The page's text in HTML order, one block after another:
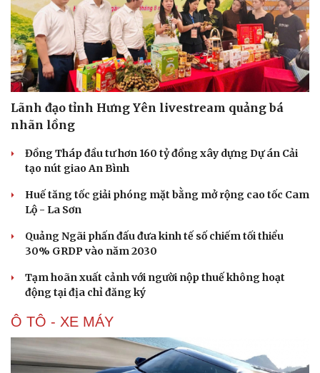
Văn hóa
Văn học
Âm nhạc
Di sản
Sao Việt
Lãnh đạo tỉnh Hưng Yên livestream quảng bá
nhãn lồng
Đồng Tháp đầu tư hơn 160 tỷ đồng xây dựng Dự án Cải
tạo nút giao An Bình
Huế tăng tốc giải phóng mặt bằng mở rộng cao tốc Cam
Lộ - La Sơn
Quảng Ngãi phấn đấu đưa kinh tế số chiếm tối thiểu
30% GRDP vào năm 2030
Tạm hoãn xuất cảnh với người nộp thuế không hoạt
động tại địa chỉ đăng ký
Ô TÔ - XE MÁY